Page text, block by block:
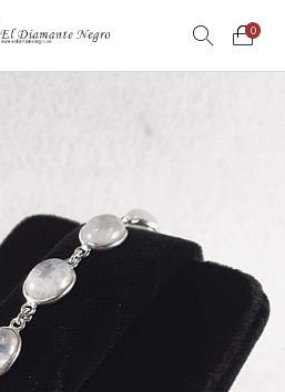
0
DECORACIÓN